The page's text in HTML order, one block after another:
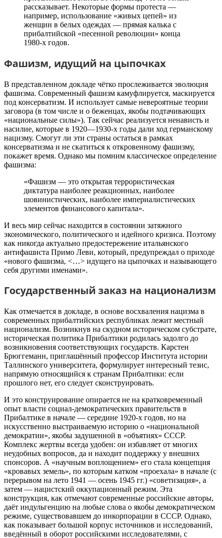
рассказывает. Некоторые формы протеста —
например, использование «живых цепей» из
женщин в белых одеждах — прямая калька с
прибалтийской «песенной революции» конца
1980-х годов.
Фашизм, идущий на цыпочках
В представленном докладе чётко прослеживается эволюция
фашизма. Современный фашизм камуфлируется, маскируется
под консерватизм. И использует самые невероятные теории
заговора (в том числе и о беженцах, якобы подтачивающих
«национальные силы»). Так сейчас реализуется ненависть и
насилие, которые в 1920—1930-х годы дали ход германскому
нацизму. Смогут ли эти страны остаться в рамках
консерватизма и не скатиться к откровенному фашизму,
покажет время. Однако мы помним классическое определение
фашизма:
«Фашизм — это открытая террористическая
диктатура наиболее реакционных, наиболее
шовинистических, наиболее империалистических
элементов финансового капитала».
И весь мир сейчас находится в состоянии затяжного
экономического, политического и идейного кризиса. Поэтому
как никогда актуально предостережение итальянского
антифашиста Примо Леви, который, предупреждал о приходе
«нового фашизма, <…> идущего на цыпочках и называющего
себя другими именами».
Государственный заказ на национализм
Как отмечается в докладе, в основе восхваления нацизма в
современных прибалтийских республиках лежит местный
национализм. Возникнув на скудном историческом субстрате,
историческая политика Прибалтики родилась задолго до
возникновения соответствующих государств. Карстен
Брюггеманн, приглашённый профессор Института истории
Таллинского университета, формулирует интересный тезис,
напрямую относящийся к странам Прибалтики: если
прошлого нет, его следует сконструировать.
И это конструирование опирается не на кратковременный
опыт власти социал-демократических правительств в
Прибалтике в начале — середине 1920-х годов, но на
искусственно выстраиваемую историю о «национальной
демократии», якобы задушенной в «объятиях» СССР.
Комплекс жертвы всегда удобен: он избавляет от многих
неудобных вопросов, да и находит поддержку у внешних
спонсоров. А «научным воплощением» его стала концепция
«кровавых земель», по которым катком «проехала» в начале (с
перерывом на лето 1941 — осень 1945 гг.) «советизация», а
затем — нацистский оккупационный режим. Эта
конструкция, как отмечают современные российские авторы,
даёт индульгенцию на любые слова о якобы демократическом
режиме, существовавшем до инкорпорации в СССР. Однако,
как показывает большой корпус источников и исследований,
введённый в оборот российскими исследователями, с